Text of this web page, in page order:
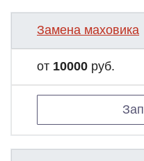
Замена маховика
от 10000 руб.